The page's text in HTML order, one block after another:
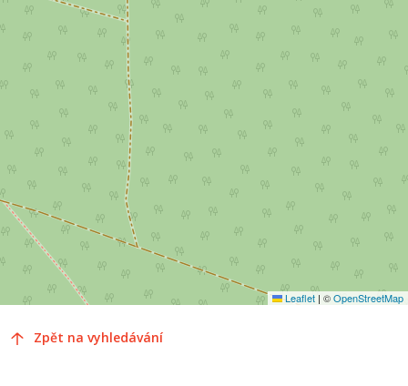
Leaflet | ©OpenStreetMap
Zpět na vyhledávání